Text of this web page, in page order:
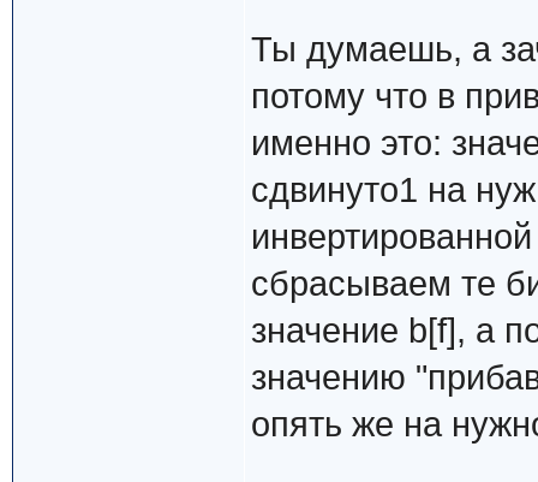
Ты думаешь, а
потому что в
именно это:
сдвинуто1 на
сбрасываем те
значение b[f], а
значению
опять же на